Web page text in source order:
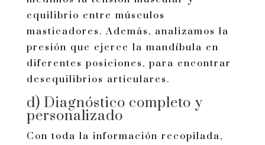
equilibrio entre músculos
masticadores. Además, analizamos la
presión que ejerce la mandíbula en
diferentes posiciones, para encontrar
desequilibrios articulares.
d) Diagnóstico completo y
personalizado
Con toda la información recopilada,